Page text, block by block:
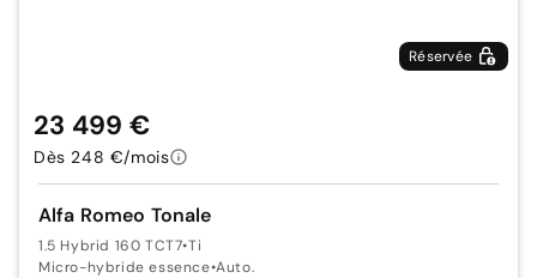
Réservée
Alfa Romeo Tonale
1.5 Hybrid 160 TCT7•Ti
Micro-hybride essence•Auto.
23 499 €
Dès 248 €/mois